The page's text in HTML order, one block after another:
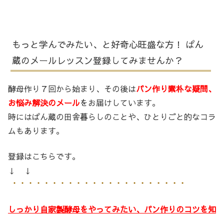
もっと学んでみたい、と好奇心旺盛な方！ ぱん
蔵のメールレッスン登録してみませんか？
酵母作り７回から始まり、その後はパン作り素朴な疑問、
お悩み解決のメールをお届けしています。
時にはぱん蔵の田舎暮らしのことや、ひとりごと的なコラ
ムもあります。
登録はこちらです。
↓ ↓
しっかり自家製酵母をやってみたい、パン作りのコツを知